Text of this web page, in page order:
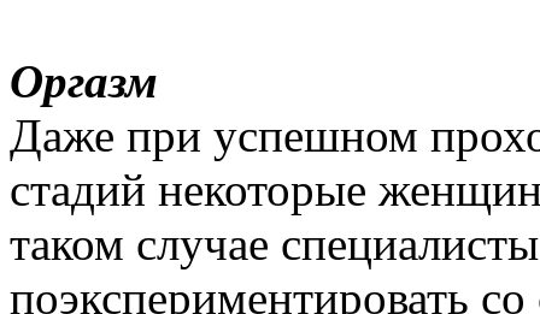
Оргазм
Даже при успешном
стадий некоторые
таком случае
поэкспериментировать